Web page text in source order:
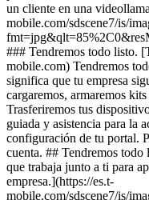
un cliente en una
mobile.com/sdscene7/is/
### Tendremos todo listo.
mobile.com) Tendremos
significa que tu empresa
cargaremos, armaremos
Trasferiremos tus
guiada y asistencia para la
configuración de tu portal.
cuenta. ## Tendremos
que trabaja junto a ti para
empresa.](https://es.t-
mobile.com/sdscene7/is/